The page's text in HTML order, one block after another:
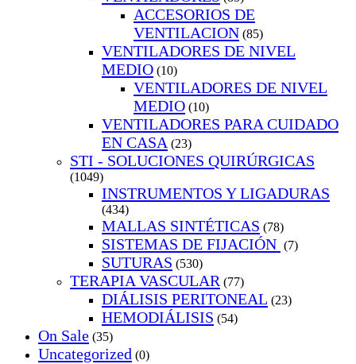
ACCESORIOS DE
VENTILACION (85)
VENTILADORES DE NIVEL
MEDIO (10)
VENTILADORES DE NIVEL
MEDIO (10)
VENTILADORES PARA CUIDADO
EN CASA (23)
STI - SOLUCIONES QUIRÚRGICAS
(1049)
INSTRUMENTOS Y LIGADURAS
(434)
MALLAS SINTÉTICAS (78)
SISTEMAS DE FIJACIÓN (7)
SUTURAS (530)
TERAPIA VASCULAR (77)
DIÁLISIS PERITONEAL (23)
HEMODIÁLISIS (54)
On Sale (35)
Uncategorized (0)